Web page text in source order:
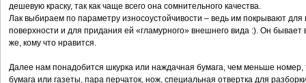
дешевую краску, так как чаще всего она сомнительного качества.
Лак выбираем по параметру износоустойчивости – ведь им покрывают
поверхности и для придания ей «гламурного» внешнего вида :). Он
же, кому что нравится.
Далее нам понадобится шкурка или наждачная бумага, чем меньше
бумага или газеты, пара перчаток, нож, специальная отвертка для